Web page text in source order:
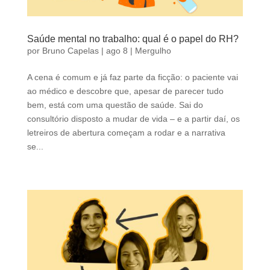
Saúde mental no trabalho: qual é o papel do RH?
por Bruno Capelas| ago 8 | Mergulho
A cena é comum e já faz parte da ficção: o paciente vai
ao médico e descobre que, apesar de parecer tudo
bem, está com uma questão de saúde. Sai do
consultório disposto a mudar de vida – e a partir daí, os
letreiros de abertura começam a rodar e a narrativa
se...